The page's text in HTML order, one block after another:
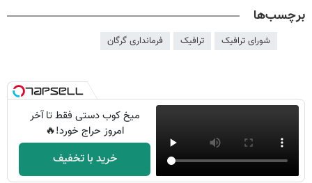
برچسب‌ها
شورای ترافیک ترافیک فرمانداری گرگان
میخ کوب دستی فقط تا آخر
امروز حراج خورد!🔥
خرید با تخفیف